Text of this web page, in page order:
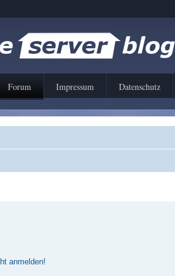
Forum Impressum Datenschutz
anmelden!